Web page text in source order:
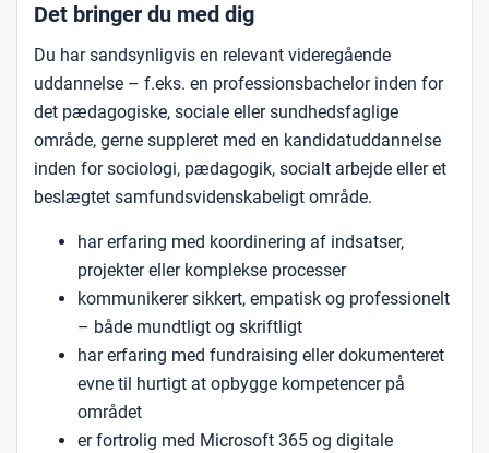
Det bringer du med dig
Du har sandsynligvis en relevant videregående
uddannelse – f.eks. en professionsbachelor inden for
det pædagogiske, sociale eller sundhedsfaglige
område, gerne suppleret med en kandidatuddannelse
inden for sociologi, pædagogik, socialt arbejde eller et
beslægtet samfundsvidenskabeligt område.
har erfaring med koordinering af indsatser,
projekter eller komplekse processer
kommunikerer sikkert, empatisk og professionelt
– både mundtligt og skriftligt
har erfaring med fundraising eller dokumenteret
evne til hurtigt at opbygge kompetencer på
området
er fortrolig med Microsoft 365 og digitale